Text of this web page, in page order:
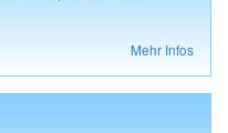
Mehr Infos